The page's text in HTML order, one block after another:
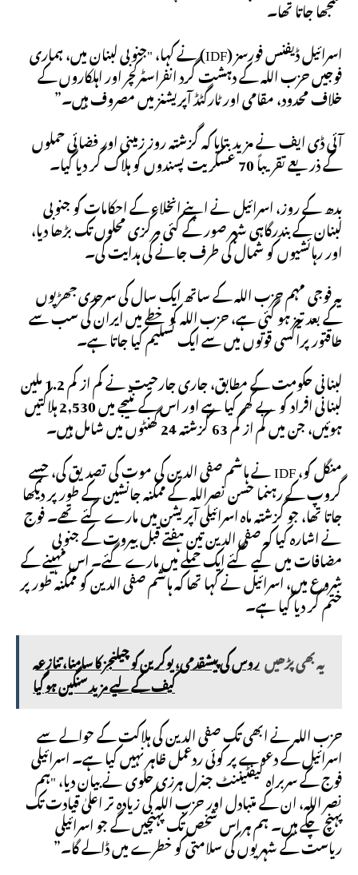
سمجھا جاتا تھا۔
اسرائیل ڈیفنس فورسز (IDF) نے کہا، "جنوبی لبنان میں، ہماری
فوجیں حزب اللہ کے دہشت گرد انفراسٹرکچر اور اہلکاروں کے
خلاف محدود، مقامی اور ٹارگٹڈ آپریشنز میں مصروف ہیں۔”
آئی ڈی ایف نے مزید بتایا کہ گزشتہ روز زمینی اور فضائی حملوں
کے ذریعے تقریباً 70 عسکریت پسندوں کو ہلاک کر دیا گیا۔
بدھ کے روز، اسرائیل نے اپنے انخلاء کے احکامات کو جنوبی
لبنان کے بندرگاہی شہر صور کے کئی مرکزی محلوں تک بڑھا دیا،
اور رہائشیوں کو شمال کی طرف جانے کی ہدایت کی۔
یہ فوجی مہم حزب اللہ کے ساتھ ایک سال کی سرحدی جھڑپوں
کے بعد تیز ہو گئی ہے، حزب اللہ کو خطے میں ایران کی سب سے
طاقتور پراکسی قوتوں میں سے ایک تسلیم کیا جاتا ہے۔
لبنانی حکومت کے مطابق، جاری جارحیت نے کم از کم 1.2 ملین
لبنانی افراد کو بے گھر کیا ہے اور اس کے نتیجے میں 2,530 ہلاکتیں
ہوئیں، جن میں کم از کم 63 گزشتہ 24 گھنٹوں میں شامل ہیں۔
منگل کو، IDF نے ہاشم صفی الدین کی موت کی تصدیق کی، جسے
گروپ کے رہنما حسن نصراللہ کے ممکنہ جانشین کے طور پر دیکھا
جاتا تھا، جو گزشتہ ماہ اسرائیلی آپریشن میں مارے گئے تھے۔ فوج
نے اشارہ کیا کہ صفی الدین تین ہفتے قبل بیروت کے جنوبی
مضافات میں کیے گئے ایک حملے میں مارے گئے۔ اس مہینے کے
شروع میں، اسرائیل نے کہا تھا کہ ہاشم صفی الدین کو ممکنہ طور پر
ختم کر دیا گیا ہے۔
یہ بھی پڑھیںروس کی پیشقدمی، یوکرین کو چیلنجز کا سامنا، تنازعہ
کیف کے لیے مزید سنگین ہو گیا
حزب اللہ نے ابھی تک صفی الدین کی ہلاکت کے حوالے سے
اسرائیل کے دعوے پر کوئی ردعمل ظاہر نہیں کیا ہے۔ اسرائیلی
فوج کے سربراہ لیفٹیننٹ جنرل ہرزی حلوی نے بیان دیا، "ہم
نصر اللہ، ان کے متبادل اور حزب اللہ کی زیادہ تر اعلیٰ قیادت تک
پہنچ چکے ہیں۔ ہم ہر اس شخص تک پہنچیں گے جو اسرائیلی
ریاست کے شہریوں کی سلامتی کو خطرے میں ڈالے گا۔”